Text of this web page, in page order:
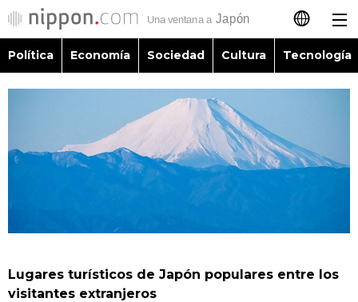
日本語
简体字
Política
Cultura
Política Economía Sociedad Cultura Tecnología
Lugares turísticos de Japón populares entre los
visitantes extranjeros